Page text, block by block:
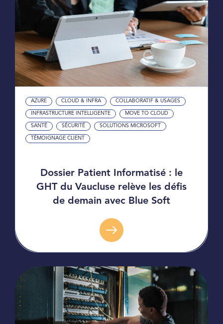
AZURE CLOUD & INFRA COLLABORATIF & USAGES
INFRASTRUCTURE INTELLIGENTE MOVE TO CLOUD
SANTÉ SÉCURITÉ SOLUTIONS MICROSOFT
TÉMOIGNAGE CLIENT
Dossier Patient Informatisé : le
GHT du Vaucluse relève les défis
de demain avec Blue Soft